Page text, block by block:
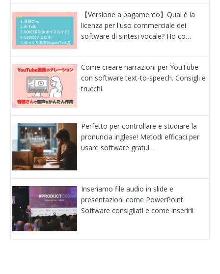
【Versione a pagamento】Qual è la
licenza per l'uso commerciale dei
software di sintesi vocale? Ho co…
Come creare narrazioni per YouTube
con software text-to-speech. Consigli e
trucchi.
Perfetto per controllare e studiare la
pronuncia inglese! Metodi efficaci per
usare software gratui…
Inseriamo file audio in slide e
presentazioni come PowerPoint.
Software consigliati e come inserirli